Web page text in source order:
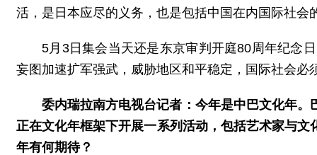
活，是日本应尽的义务，也是包括中国在内国际社会
5月3日集会当天还是东京审判开庭80周年纪念
妄图加速扩军强武，威胁地区和平稳定，国际社会
委内瑞拉南方电视台记者：今年是中巴文化年
正在文化年框架下开展一系列活动，包括艺术家与
年有何期待？